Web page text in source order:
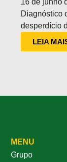
16 de junho
Diagnóstico
desperdício
LEIA
MENU
Grupo